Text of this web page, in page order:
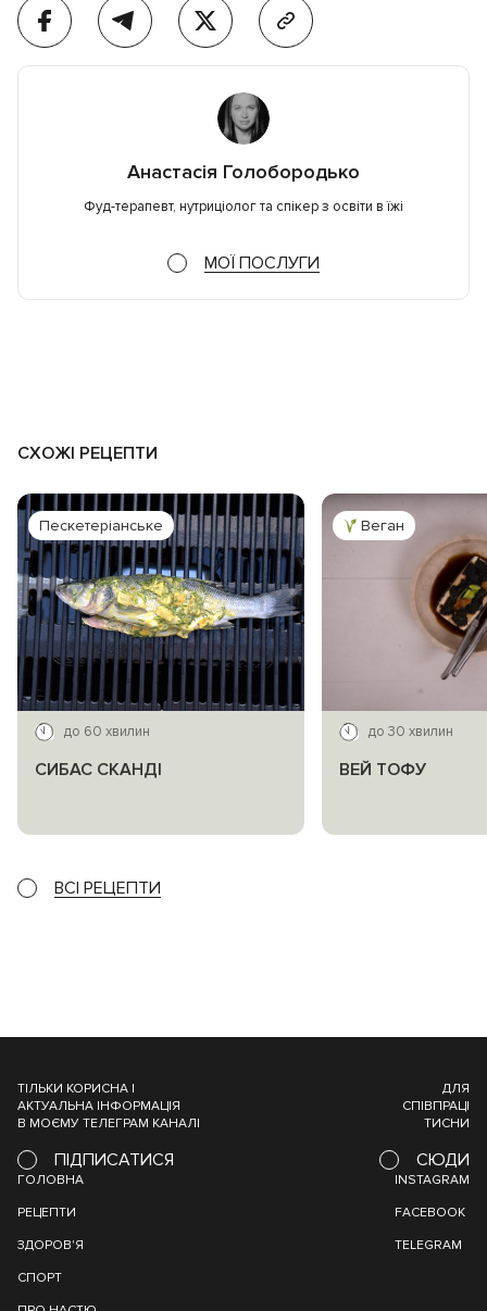
Анастасія Голобородько
Фуд-терапевт, нутриціолог та спікер з освіти в їжі
МОЇ ПОСЛУГИ
СХОЖІ РЕЦЕПТИ
Пескетеріанське
до 60 хвилин
СИБАС СКАНДІ
Веган
до 30 хвилин
ВЕЙ ТОФУ
ВСІ РЕЦЕПТИ
ТІЛЬКИ КОРИСНА І
АКТУАЛЬНА ІНФОРМАЦІЯ
В МОЄМУ ТЕЛЕГРАМ КАНАЛІ
ПІДПИСАТИСЯ
ДЛЯ
СПІВПРАЦІ
ТИСНИ
СЮДИ
ГОЛОВНА
РЕЦЕПТИ
ЗДОРОВ'Я
СПОРТ
INSTAGRAM
FACEBOOK
TELEGRAM